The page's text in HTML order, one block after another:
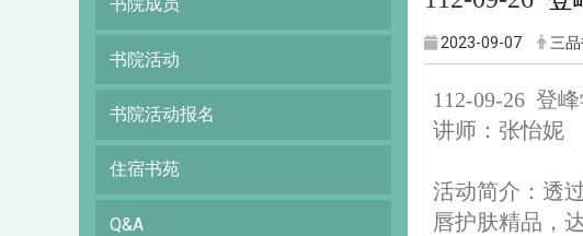
书院活动
书院活动报名
住宿书苑
Q&A
2023-09-07 三
112-09-26 登
讲师：张怡妮
活动简介：透
唇护肤精品，